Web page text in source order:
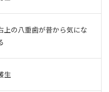
上の八重歯が昔から気にな
生